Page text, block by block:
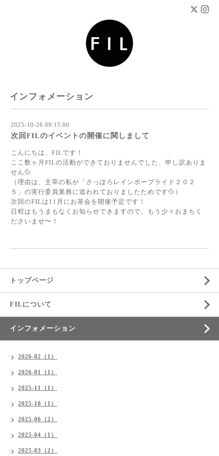
インフォメーション
2025-10-26 09:15:00
次回FILのイベントの開催に関しまして
こんにちは、FILです！
ここ数ヶ月FILの活動ができておりませんでした、申し訳ありま
せん💦
（理由は、主宰の私が「さっぽろレインボープライド２０２
５」の実行委員業務に追われておりましたためです💦）
次回のFILは11月にお茶会を開催予定です！
日程はもうまもなくお知らせできますので、もう少々おまちく
ださいませ〜！
トップページ
FILについて
インフォメーション
2026-02（1）
2026-01（1）
2025-11（1）
2025-10（1）
2025-06（2）
2025-04（1）
2025-03（2）